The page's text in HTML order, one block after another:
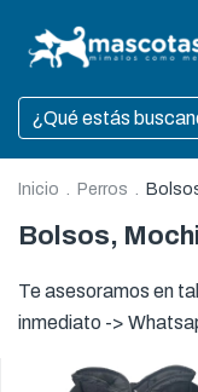
Inicio . Perros .
Bolsos,
Te asesoramos en
inmediato ->